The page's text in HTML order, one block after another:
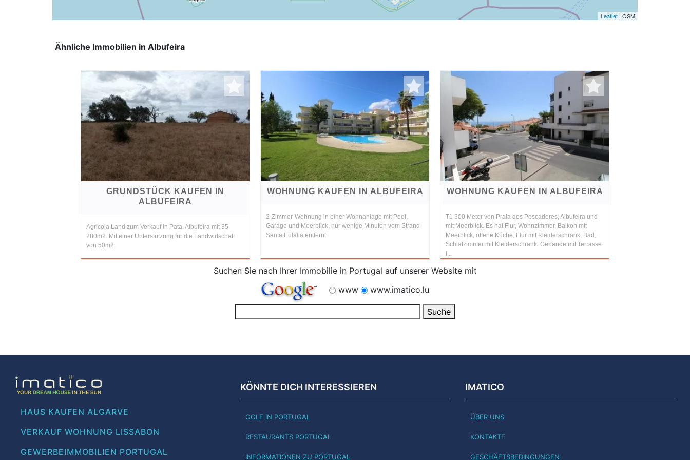
Leaflet | OSM
Ähnliche Immobilien in Albufeira
GRUNDSTÜCK KAUFEN IN
ALBUFEIRA
Agricola Land zum Verkauf in Pata, Albufeira mit 35
280m2. Mit einer Unterstützung für die Landwirtschaft
von 50m2.
WOHNUNG KAUFEN IN ALBUFEIRA
2-Zimmer-Wohnung in einer Wohnanlage mit Pool,
Garage und Meerblick, nur wenige Minuten vom Strand
Santa Eulalia entfernt.
WOHNUNG KAUFEN IN ALBUFEIRA
T1 300 Meter von Praia dos Pescadores, Albufeira und
mit Meerblick. Es hat Flur, Wohnzimmer, Balkon mit
Meerblick, offene Küche, Flur mit Kleiderschrank, Bad,
Schlafzimmer mit Kleiderschrank. Gebäude mit Terrasse.
I...
Suchen Sie nach Ihrer Immobilie in Portugal auf unserer Website mit
www
www.imatico.lu
HAUS KAUFEN ALGARVE
VERKAUF WOHNUNG LISSABON
GEWERBEIMMOBILIEN PORTUGAL
KÖNNTE DICH INTERESSIEREN
GOLF IN PORTUGAL
RESTAURANTS PORTUGAL
INFORMATIONEN ZU PORTUGAL
IMATICO
ÜBER UNS
KONTAKTE
GESCHÄFTSBEDINGUNGEN